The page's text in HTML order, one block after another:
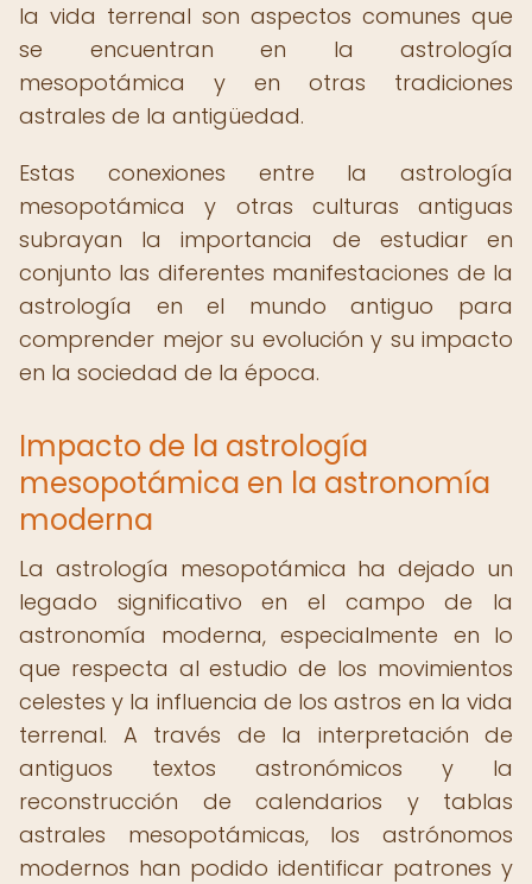
la vida terrenal son aspectos comunes que
se encuentran en la astrología
mesopotámica y en otras tradiciones
astrales de la antigüedad.
Estas conexiones entre la astrología
mesopotámica y otras culturas antiguas
subrayan la importancia de estudiar en
conjunto las diferentes manifestaciones de la
astrología en el mundo antiguo para
comprender mejor su evolución y su impacto
en la sociedad de la época.
Impacto de la astrología
mesopotámica en la astronomía
moderna
La astrología mesopotámica ha dejado un
legado significativo en el campo de la
astronomía moderna, especialmente en lo
que respecta al estudio de los movimientos
celestes y la influencia de los astros en la vida
terrenal. A través de la interpretación de
antiguos textos astronómicos y la
reconstrucción de calendarios y tablas
astrales mesopotámicas, los astrónomos
modernos han podido identificar patrones y